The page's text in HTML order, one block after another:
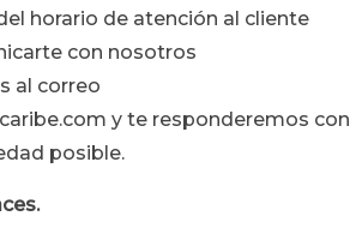
horario de atención al cliente
con nosotros
al correo
y te responderemos con
posible.